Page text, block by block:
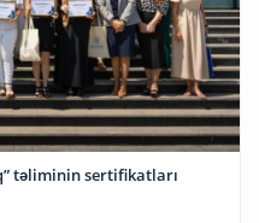
təliminin sertifikatları